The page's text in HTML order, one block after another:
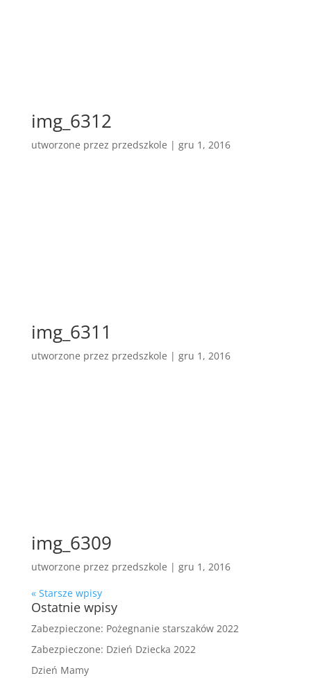
img_6312
utworzone przez przedszkole | gru 1, 2016
img_6311
utworzone przez przedszkole | gru 1, 2016
img_6309
utworzone przez przedszkole | gru 1, 2016
« Starsze wpisy
Ostatnie wpisy
Zabezpieczone: Pożegnanie starszaków 2022
Zabezpieczone: Dzień Dziecka 2022
Dzień Mamy